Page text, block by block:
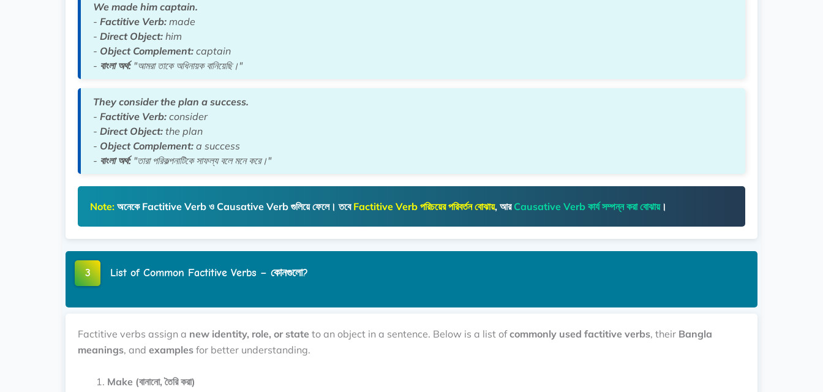
We made him captain.
- Factitive Verb: made
- Direct Object: him
- Object Complement: captain
- বাংলা অর্থ:"আমরা তাকে অধিনায়ক বানিয়েছি।"
They consider the plan a success.
- Factitive Verb: consider
- Direct Object: the plan
- Object Complement: a success
- বাংলা অর্থ:"তারা পরিকল্পনাটিকে সাফল্য বলে মনে করে।"
Note: অনেকে Factitive Verb ও Causative Verb গুলিয়ে ফেলে। তবে Factitive Verb পরিচয়ের পরিবর্তনবোঝায়, আর Causative Verb কার্য সম্পন্ন করাবোঝায়।
3 List of Common Factitive Verbs – কোনগুলো?
Factitive verbs assign a new identity, role, or state to an object in a sentence. Below is a list ofcommonly used factitive verbs, their Bangla
meanings, and examples for better understanding.
Make (বানানো, তৈরি করা)